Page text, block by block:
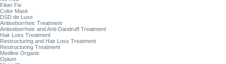
Fiber Fix
Color Mask
DSD de Luxe
Antiseborrheic Treatment
Antiseborrheic and Anti-Dandruff Treatment
Hair Loss Treatment
Restructuring and Hair Loss Treatment
Restructuring Treatment
Medline Organic
Opium